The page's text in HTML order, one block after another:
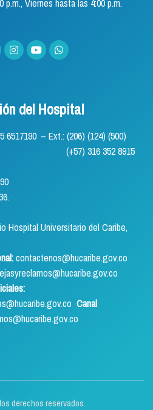
p.m., Viernes hasta las 4:00 p.m.
del Hospital
6517190 – Ext.: (206) (124) (500)
352 8915
Hospital Universitario del Caribe,
contactenos@hucaribe.gov.co
Canal
derechos reservados.